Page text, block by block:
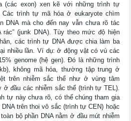
(các exon) xen kẽ với những trình tự
Các trình tự mã hóa ở eukaryote chìm
DNA mà cho đến nay vẫn chưa rõ tác
rác” (junk DNA). Tùy theo mức độ hiện
các trình tự DNA được chia làm ba
nhiều lần. Ví dụ: ở động vật có vú các
genome (hệ gen). Đó là những trình
không mã hóa, thường tập trung ở
trên nhiễm sắc thể như ở vùng tâm
ở đầu các nhiễm sắc thể (trình tự TEL).
tự này chưa rõ, có thể chúng tham gia
trên thoi vô sắc (trình tự CEN) hoặc
bộ phần DNA nằm ở đầu mút nhiễm